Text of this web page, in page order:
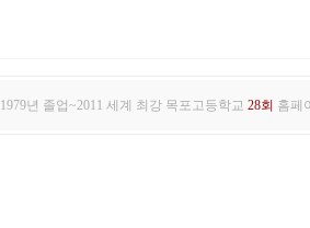
1979년 졸업~2011 세계 최강 목포고등학교 28회 홈페